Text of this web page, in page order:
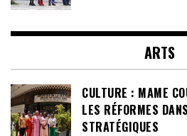
ARTS
CULTURE : MAME
LES RÉFORMES
STRATÉGIQUES